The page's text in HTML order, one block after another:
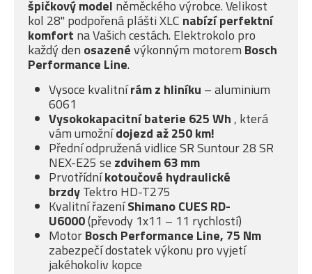
špičkový model něměckého výrobce. Velikost
kol 28" podpořená plášti XLC nabízíperfektní
komfort na Vašich cestách. Elektrokolo pro
každý den osazenévýkonným motorem Bosch
Performance Line.
Vysoce kvalitnírám z hliníku – aluminium
6061
Vysokokapacitní baterie 625 Wh , která
vám umožnídojezd až 250 km!
Přední odpružená vidlice SR Suntour 28 SR
NEX-E25 se zdvihem 63 mm
Prvotřídníkotoučové hydraulické
brzdyTektro HD-T275
Kvalitní řazeníShimano CUES RD-
U6000(převody 1x11 – 11 rychlostí)
MotorBosch Performance Line, 75 Nm
zabezpečí dostatek výkonu pro vyjetí
jakéhokoliv kopce